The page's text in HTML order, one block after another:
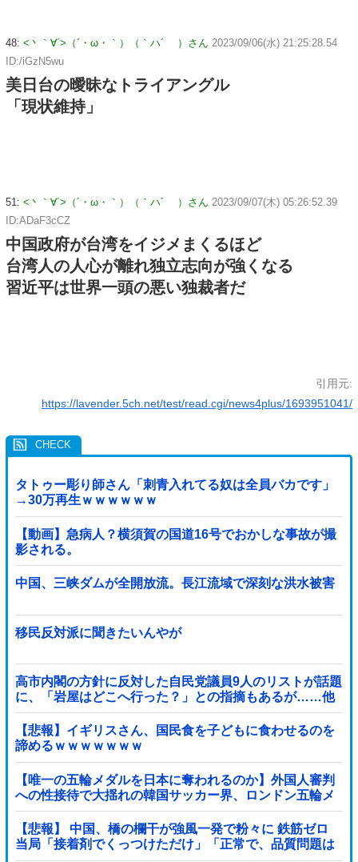
48: <丶｀∀´>（´・ω・｀）（｀ハ´ ）さん 2023/09/06(水) 21:25:28.54
ID:/iGzN5wu
美日台の曖昧なトライアングル
「現状維持」
51: <丶｀∀´>（´・ω・｀）（｀ハ´ ）さん 2023/09/07(木) 05:26:52.39
ID:ADaF3cCZ
中国政府が台湾をイジメまくるほど
台湾人の人心が離れ独立志向が強くなる
習近平は世界一頭の悪い独裁者だ
引用元:
https://lavender.5ch.net/test/read.cgi/news4plus/1693951041/
タトゥー彫り師さん「刺青入れてる奴は全員バカです」
→30万再生ｗｗｗｗｗｗ
【動画】急病人？横須賀の国道16号でおかしな事故が撮
影される。
中国、三峡ダムが全開放流。長江流域で深刻な洪水被害
移民反対派に聞きたいんやが
高市内閣の方針に反対した自民党議員9人のリストが話題
に、「岩屋はどこへ行った？」との指摘もあるが……他
【悲報】イギリスさん、国民食を子どもに食わせるのを
諦めるｗｗｗｗｗｗｗ
【唯一の五輪メダルを日本に奪われるのか】外国人審判
への性接待で大揺れの韓国サッカー界、ロンドン五輪メ
ダル剝奪…
【悲報】 中国、橋の欄干が強風一発で粉々に 鉄筋ゼロ
当局「接着剤でくっつけただけ」「正常で、品質問題は